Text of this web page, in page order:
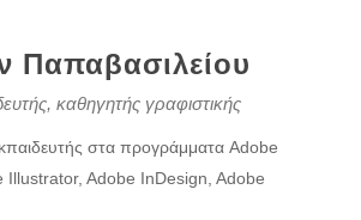
Παπαβασιλείου
καθηγητής γραφιστικής
στα προγράμματα Adobe
Illustrator, Adobe InDesign, Adobe